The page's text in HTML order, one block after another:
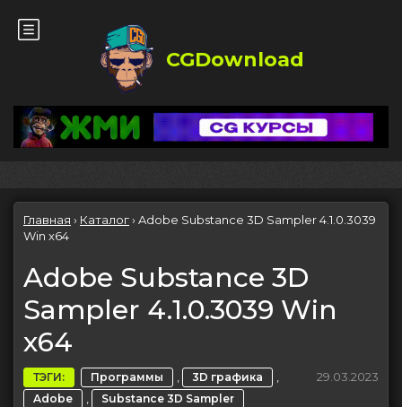
CGDownload
Главная › Каталог› Adobe Substance 3D Sampler 4.1.0.3039
Win x64
Adobe Substance 3D
Sampler 4.1.0.3039 Win
x64
ТЭГИ: Программы , 3D графика ,
Adobe , Substance 3D Sampler
29.03.2023